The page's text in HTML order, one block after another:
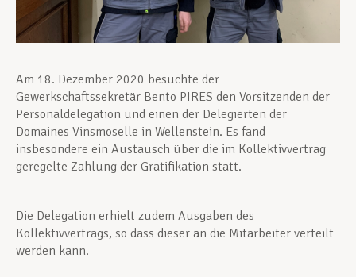
Am 18. Dezember 2020 besuchte der
Gewerkschaftssekretär Bento PIRES den Vorsitzenden der
Personaldelegation und einen der Delegierten der
Domaines Vinsmoselle in Wellenstein. Es fand
insbesondere ein Austausch über die im Kollektivvertrag
geregelte Zahlung der Gratifikation statt.
Die Delegation erhielt zudem Ausgaben des
Kollektivvertrags, so dass dieser an die Mitarbeiter verteilt
werden kann.